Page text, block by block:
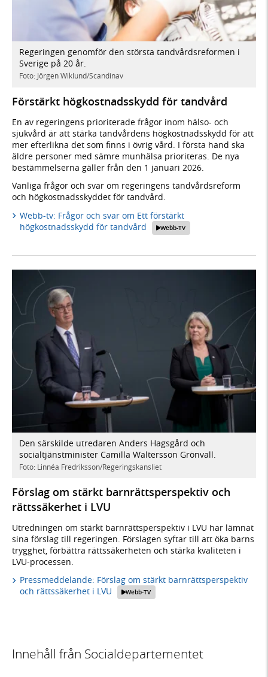
Regeringen genomför den största tandvårdsreformen i
Sverige på 20 år.
Foto: Jörgen Wiklund/Scandinav
Förstärkt högkostnadsskydd för tandvård
En av regeringens prioriterade frågor inom hälso- och
sjukvård är att stärka tandvårdens högkostnadsskydd för att
mer efterlikna det som finns i övrig vård. I första hand ska
äldre personer med sämre munhälsa prioriteras. De nya
bestämmelserna gäller från den 1 januari 2026.
Vanliga frågor och svar om regeringens tandvårdsreform
och högkostnadsskyddet för tandvård.
Webb-tv: Frågor och svar om Ett förstärkt
högkostnadsskydd för tandvård
Webb-TV
Den särskilde utredaren Anders Hagsgård och
socialtjänstminister Camilla Waltersson Grönvall.
Foto: Linnéa Fredriksson/Regeringskansliet
Förslag om stärkt barnrättsperspektiv och
rättssäkerhet i LVU
Utredningen om stärkt barnrättsperspektiv i LVU har lämnat
sina förslag till regeringen. Förslagen syftar till att öka barns
trygghet, förbättra rättssäkerheten och stärka kvaliteten i
LVU-processen.
Pressmeddelande: Förslag om stärkt barnrättsperspektiv
och rättssäkerhet i LVU
Webb-TV
Innehåll från Socialdepartementet